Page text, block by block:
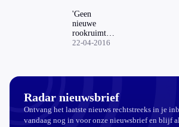
'Geen
nieuwe
rookruimtes
in horeca'
22-04-2016
Radar nieuwsbrief
Ontvang het laatste nieuws rechtstreeks in je
vandaag nog in voor onze nieuwsbrief en blijf